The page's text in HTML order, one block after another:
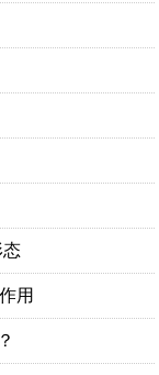
态
用